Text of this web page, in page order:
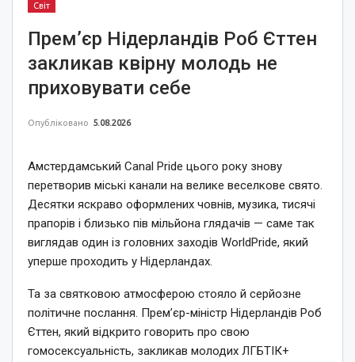
Світ
Прем’єр Нідерландів Роб Єттен
закликав квірну молодь не
приховувати себе
Опубліковано 5.08.2026
Амстердамський Canal Pride цього року знову
перетворив міські канали на велике веселкове свято.
Десятки яскраво оформлених човнів, музика, тисячі
прапорів і близько пів мільйона глядачів — саме так
виглядав один із головних заходів WorldPride, який
уперше проходить у Нідерландах.
Та за святковою атмосферою стояло й серйозне
політичне послання. Прем’єр-міністр Нідерландів Роб
Єттен, який відкрито говорить про свою
гомосексуальність, закликав молодих ЛГБТІК+